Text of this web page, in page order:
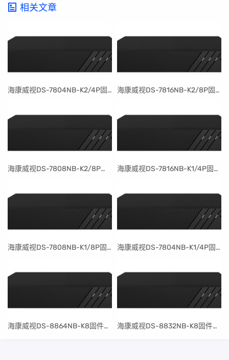
相关文章
​海康威视DS-7804NB-K2/4P固件升级包V4.30.097build240401 ​海康威视DS-7816NB-K2/8P固件升级包V4.30.097build240401
​海康威视DS-7808NB-K2/8P固件升级包V4.30.097build240401 ​海康威视DS-7816NB-K1/4P固件升级包V4.30.097build240401
​海康威视DS-7808NB-K1/8P固件升级包V4.30.097build240401 ​海康威视DS-7804NB-K1/4P固件升级包V4.30.097build240401
​海康威视DS-8864NB-K8固件升级包V4.30.097build240401 ​海康威视DS-8832NB-K8固件升级包V4.30.097build240401